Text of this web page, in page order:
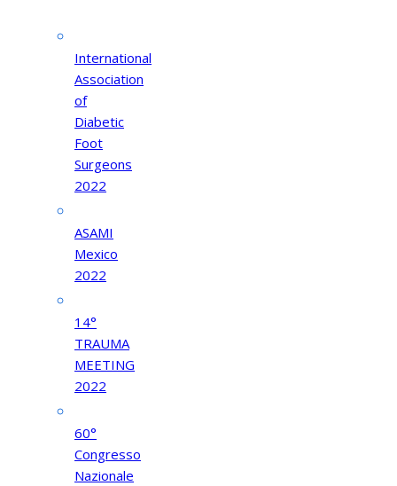
International
Association
of
Diabetic
Foot
Surgeons
2022
ASAMI
Mexico
2022
14°
TRAUMA
MEETING
2022
60°
Congresso
Nazionale